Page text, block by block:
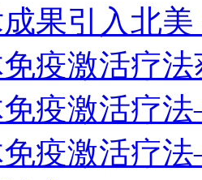
果引入北
疫激活疗
免疫激活疗
免疫激活疗